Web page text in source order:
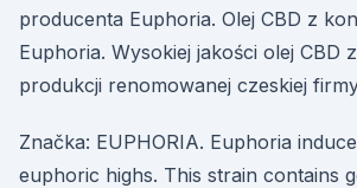
producenta Euphoria. Olej CBD z
Euphoria. Wysokiej jakości olej CBD
produkcji renomowanej czeskiej
Značka: EUPHORIA. Euphoria
euphoric highs. This strain contains